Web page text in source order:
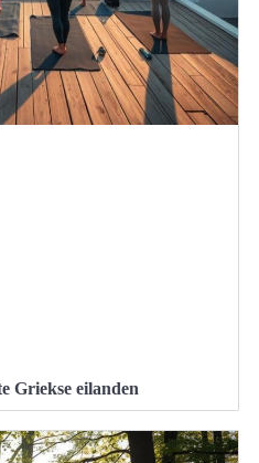
Griekse eilanden